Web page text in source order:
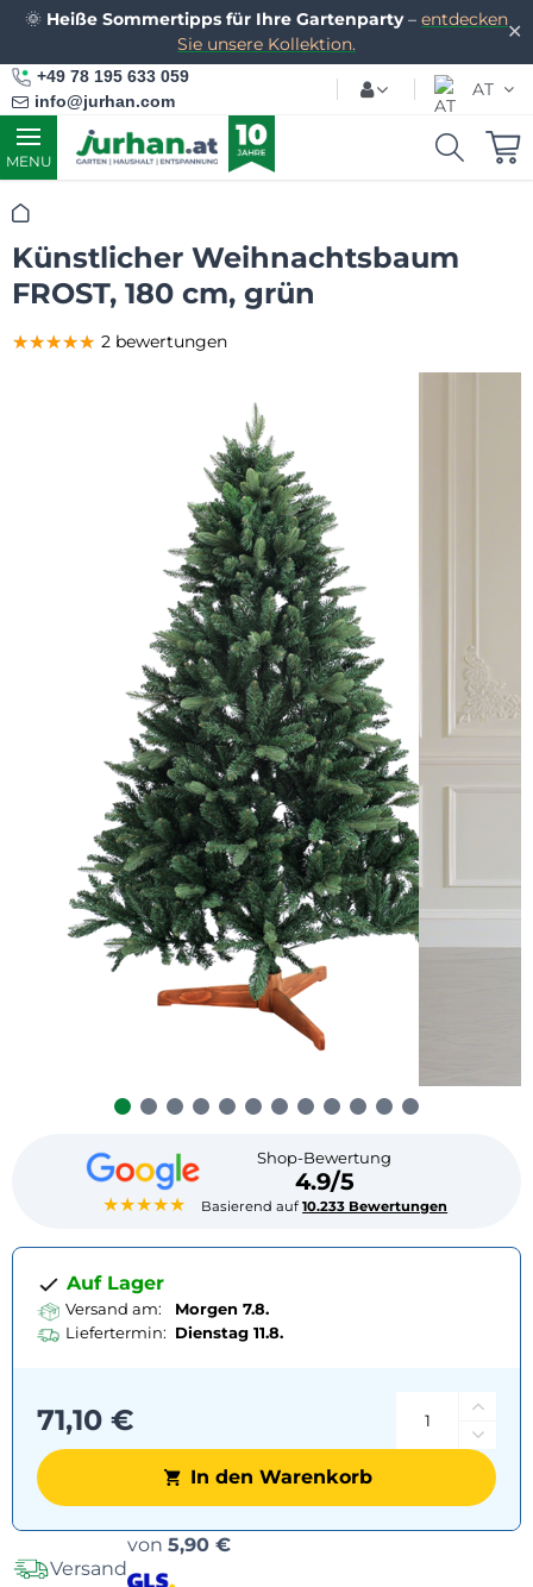
✕
🌞 Heiße Sommertipps für Ihre Gartenparty– entdecken
Sie unsere Kollektion.
+49 78 195 633 059
info@jurhan.com
AT
MENU
Startseite
Künstlicher Weihnachtsbaum
FROST, 180 cm, grün
★★★★★
Shop-Bewertung
4.9/5
Basierend auf10.233 Bewertungen
★★★★★
★★★★★
★★★★★ 2 bewertungen
Auf Lager
Versand am:
Morgen 7.8.
Liefertermin: Dienstag 11.8.
71,10 €
In den Warenkorb
Versand
von 5,90 €